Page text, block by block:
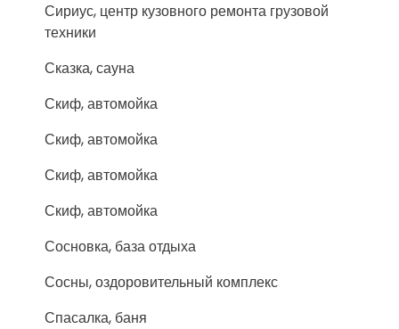
Сириус, центр кузовного ремонта грузовой
техники
Сказка, сауна
Скиф, автомойка
Скиф, автомойка
Скиф, автомойка
Скиф, автомойка
Сосновка, база отдыха
Сосны, оздоровительный комплекс
Спасалка, баня